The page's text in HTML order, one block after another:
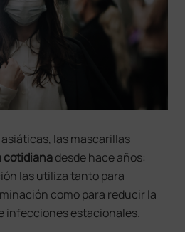
las mascarillas
cotidianadesde hace años:
las utiliza tanto para
como para reducir la
infecciones estacionales.